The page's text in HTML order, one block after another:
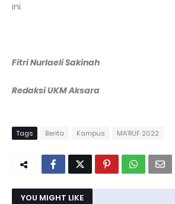
ini.
Fitri Nurlaeli Sakinah
Redaksi UKM Aksara
Tags Berita Kampus MA'RUF 2022
YOU MIGHT LIKE